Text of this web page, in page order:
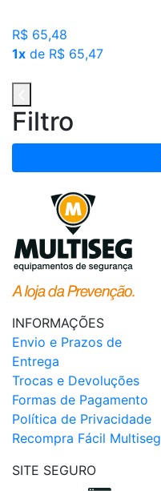
R$ 65,48
1x de R$ 65,47
Filtro
INFORMAÇÕES
Envio e Prazos de
Entrega
Trocas e Devoluções
Formas de Pagamento
Política de Privacidade
Recompra Fácil Multiseg
SITE SEGURO